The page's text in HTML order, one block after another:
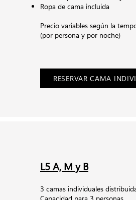
Ropa de cama incluida
Precio variables según la
(por persona y por noche)
RESERVAR CAMA
L5 A, M y B
3 camas individuales